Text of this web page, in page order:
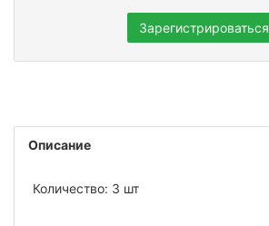
Зарегистрироваться
Описание
Количество: 3 шт